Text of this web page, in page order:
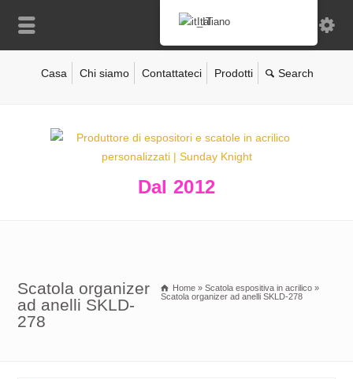
Casa Chi siamo Contattateci Prodotti
Dal 2012
Scatola organizer
ad anelli SKLD-
278
Home » Scatola espositiva in acrilico »
Scatola organizer ad anelli SKLD-278
Italiano